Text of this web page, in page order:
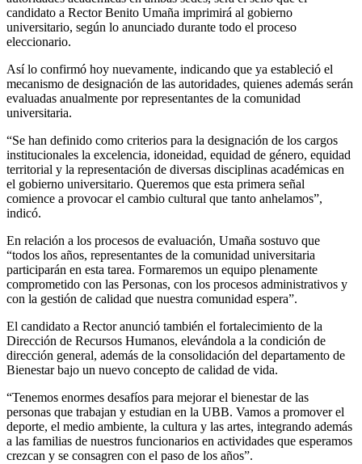
candidato a Rector Benito Umaña imprimirá al gobierno
universitario, según lo anunciado durante todo el proceso
eleccionario.
Así lo confirmó hoy nuevamente, indicando que ya estableció el
mecanismo de designación de las autoridades, quienes además serán
evaluadas anualmente por representantes de la comunidad
universitaria.
“Se han definido como criterios para la designación de los cargos
institucionales la excelencia, idoneidad, equidad de género, equidad
territorial y la representación de diversas disciplinas académicas en
el gobierno universitario. Queremos que esta primera señal
comience a provocar el cambio cultural que tanto anhelamos”,
indicó.
En relación a los procesos de evaluación, Umaña sostuvo que
“todos los años, representantes de la comunidad universitaria
participarán en esta tarea. Formaremos un equipo plenamente
comprometido con las Personas, con los procesos administrativos y
con la gestión de calidad que nuestra comunidad espera”.
El candidato a Rector anunció también el fortalecimiento de la
Dirección de Recursos Humanos, elevándola a la condición de
dirección general, además de la consolidación del departamento de
Bienestar bajo un nuevo concepto de calidad de vida.
“Tenemos enormes desafíos para mejorar el bienestar de las
personas que trabajan y estudian en la UBB. Vamos a promover el
deporte, el medio ambiente, la cultura y las artes, integrando además
a las familias de nuestros funcionarios en actividades que esperamos
crezcan y se consagren con el paso de los años”.